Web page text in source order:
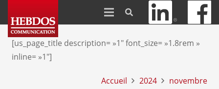
[us_page_title description= »1″ font_size= »1.8rem »
inline= »1″]
Accueil 2024 novembre